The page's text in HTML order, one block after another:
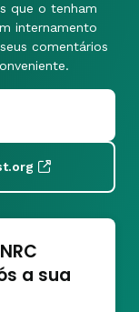
que o tenham
internamento
comentários
a sua